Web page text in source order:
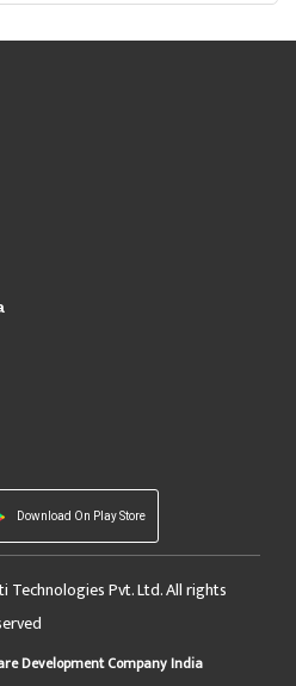
Download On Play Store
Pvt. Ltd. All rights
Development Company India